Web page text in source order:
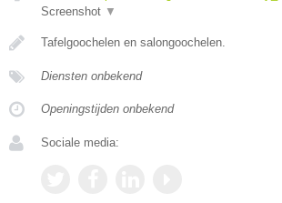
Screenshot ▼
Tafelgoochelen en salongoochelen.
Diensten onbekend
Openingstijden onbekend
Sociale media: